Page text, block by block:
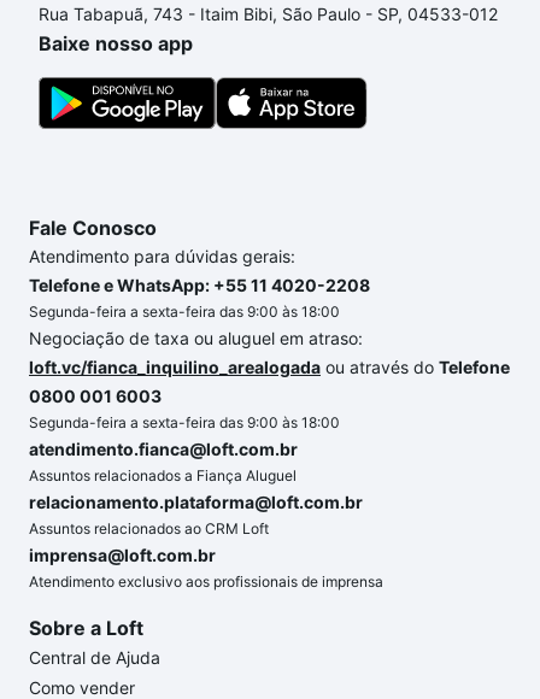
Rua Tabapuã, 743 - Itaim Bibi, São Paulo - SP, 04533-012
Baixe nosso app
Fale Conosco
Atendimento para dúvidas gerais:
Telefone e WhatsApp: +55 11 4020-2208
Segunda-feira a sexta-feira das 9:00 às 18:00
Negociação de taxa ou aluguel em atraso:
loft.vc/fianca_inquilino_arealogada ou através do Telefone
0800 001 6003
Segunda-feira a sexta-feira das 9:00 às 18:00
atendimento.fianca@loft.com.br
Assuntos relacionados a Fiança Aluguel
relacionamento.plataforma@loft.com.br
Assuntos relacionados ao CRM Loft
imprensa@loft.com.br
Atendimento exclusivo aos profissionais de imprensa
Sobre a Loft
Central de Ajuda
Como vender